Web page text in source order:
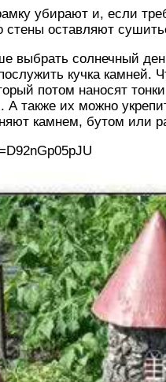
убирают и, если
стены оставляют
выбрать солнечный
кучка камней.
потом наносят
А также их можно
камнем, бутом или